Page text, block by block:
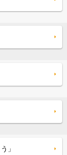
」